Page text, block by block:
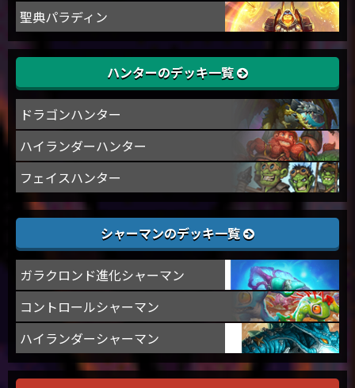
聖典パラディン
ハンターのデッキ一覧
ドラゴンハンター
ハイランダーハンター
フェイスハンター
シャーマンのデッキ一覧
ガラクロンド進化シャーマン
コントロールシャーマン
ハイランダーシャーマン